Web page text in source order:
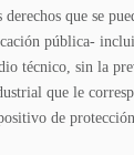
que se
pública-
técnico, sin la
que le
de